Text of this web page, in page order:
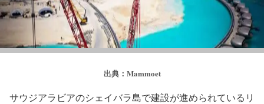
出典：Mammoet
サウジアラビアのシェイバラ島で建設が進められているリ